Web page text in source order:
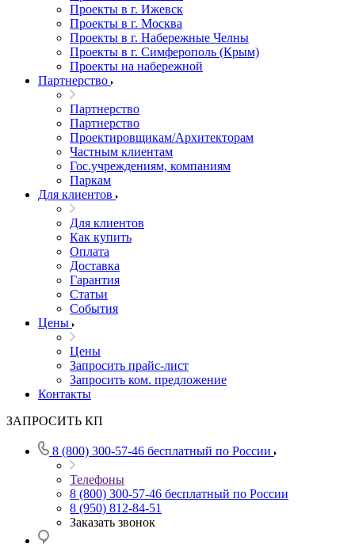
Проекты в г. Ижевск
Проекты в г. Москва
Проекты в г. Набережные Челны
Проекты в г. Симферополь (Крым)
Проекты на набережной
Партнерство
Партнерство
Партнерство
Проектировщикам/Архитекторам
Частным клиентам
Гос.учреждениям, компаниям
Паркам
Для клиентов
Для клиентов
Как купить
Оплата
Доставка
Гарантия
Статьи
События
Цены
Цены
Запросить прайс-лист
Запросить ком. предложение
Контакты
ЗАПРОСИТЬ КП
8 (800) 300-57-46 бесплатный по России
Телефоны
8 (800) 300-57-46 бесплатный по России
8 (950) 812-84-51
Заказать звонок